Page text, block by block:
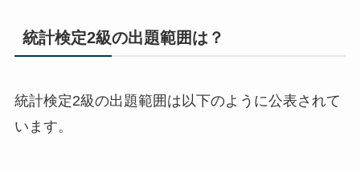
統計検定2級の出題範囲は？
統計検定2級の出題範囲は以下のように公表されて
います。